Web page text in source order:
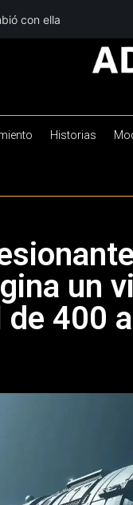
con ella
Historias
un
400